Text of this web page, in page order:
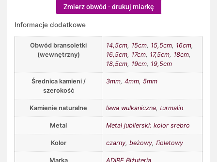
Zmierz obwód - drukuj miarkę
Informacje dodatkowe
Obwód bransoletki
(wewnętrzny)
14,5cm, 15cm, 15,5cm, 16cm,
16,5cm, 17cm, 17,5cm, 18cm,
18,5cm, 19cm, 19,5cm
Średnica kamieni /
szerokość
3mm, 4mm, 5mm
Kamienie naturalne lawa wulkaniczna, turmalin
Metal Metal jubilerski: kolor srebro
Kolor czarny, beżowy, fioletowy
Marka ADIRE Biżuteria